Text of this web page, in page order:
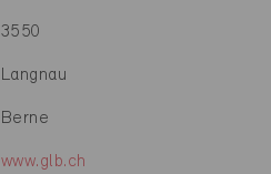
3550
Langnau
Berne
www.glb.ch